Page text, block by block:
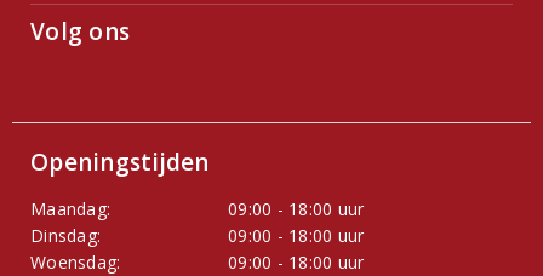
Volg ons
Openingstijden
Maandag:
09:00 - 18:00 uur
Dinsdag:
09:00 - 18:00 uur
Woensdag:
09:00 - 18:00 uur